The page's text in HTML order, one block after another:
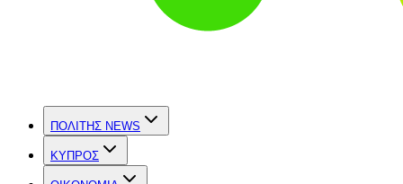
ΠΟΛΙΤΗΣ NEWS
ΚΥΠΡΟΣ